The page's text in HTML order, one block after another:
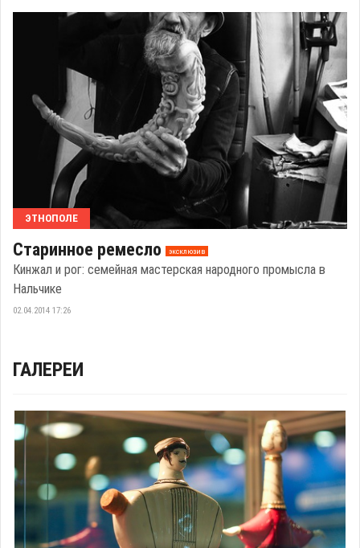
ЭТНОПОЛЕ
Старинное ремесло эксклюзив
Кинжал и рог: семейная мастерская народного промысла в
Нальчике
02.04.2014 17:26
ГАЛЕРЕИ